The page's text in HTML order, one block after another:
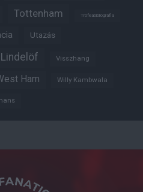
Tottenham Trófeabibliográfia
Utazás
Visszhang
Ham Willy Kambwala